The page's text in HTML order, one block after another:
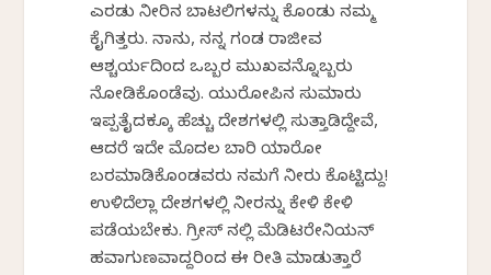
ಎರಡು ನೀರಿನ ಬಾಟಲಿಗಳನ್ನು ಕೊಂಡು ನಮ್ಮ
ಕೈಗಿತ್ತರು. ನಾನು, ನನ್ನ ಗಂಡ ರಾಜೀವ
ಆಶ್ಚರ್ಯದಿಂದ ಒಬ್ಬರ ಮುಖವನ್ನೊಬ್ಬರು
ನೋಡಿಕೊಂಡೆವು. ಯುರೋಪಿನ ಸುಮಾರು
ಇಪ್ಪತೈದಕ್ಕೂ ಹೆಚ್ಚು ದೇಶಗಳಲ್ಲಿ ಸುತ್ತಾಡಿದ್ದೇವೆ,
ಆದರೆ ಇದೇ ಮೊದಲ ಬಾರಿ ಯಾರೋ
ಬರಮಾಡಿಕೊಂಡವರು ನಮಗೆ ನೀರು ಕೊಟ್ಟಿದ್ದು!
ಉಳಿದೆಲ್ಲಾ ದೇಶಗಳಲ್ಲಿ ನೀರನ್ನು ಕೇಳಿ ಕೇಳಿ
ಪಡೆಯಬೇಕು. ಗ್ರೀಸ್ ನಲ್ಲಿ ಮೆಡಿಟರೇನಿಯನ್
ಹವಾಗುಣವಾದ್ದರಿಂದ ಈ ರೀತಿ ಮಾಡುತ್ತಾರೆ